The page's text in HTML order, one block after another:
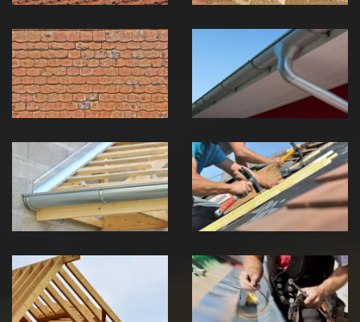
démoussage de
toiture 39
Jura
pose de
gouttière 39
Jura
Pose de
Chéneau 39
Jura
Réparation de
toiture 39
Jura
Traitement de
charpente 39
Jura
Travaux de
zinguerie 39
Jura